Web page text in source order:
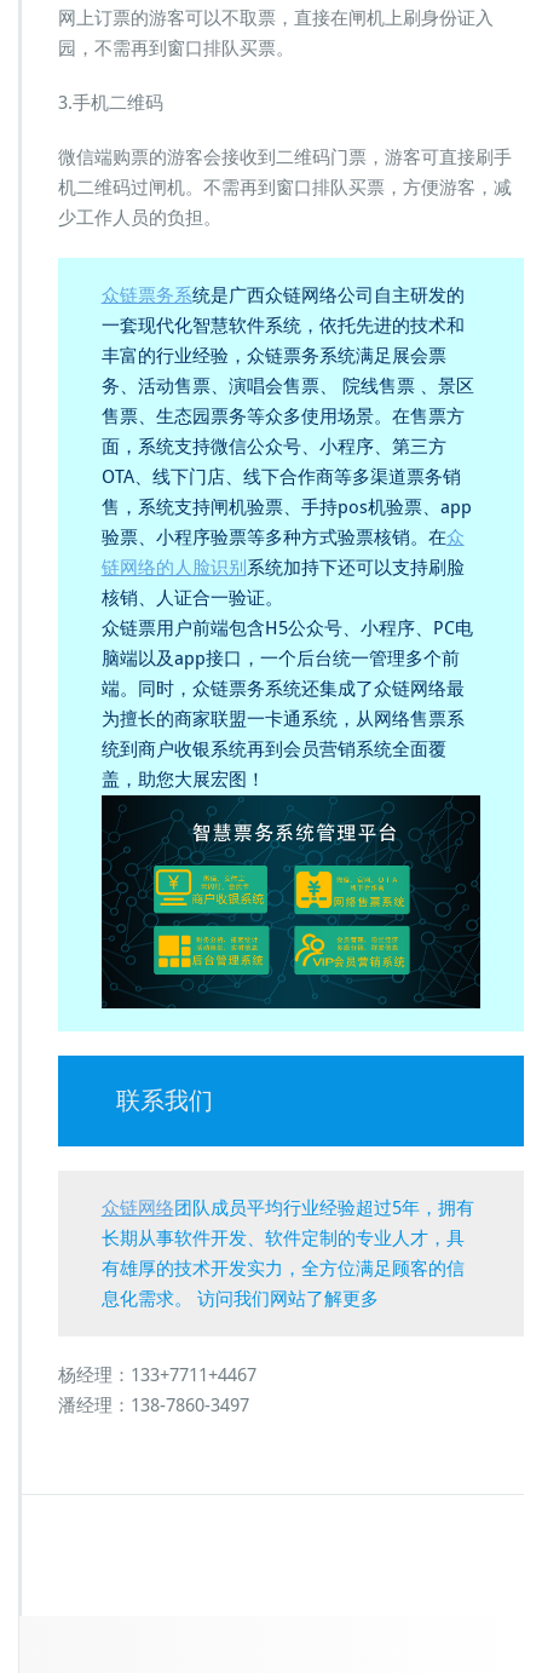
网上订票的游客可以不取票，直接在闸机上刷身份证入
园，不需再到窗口排队买票。
3.手机二维码
微信端购票的游客会接收到二维码门票，游客可直接刷手
机二维码过闸机。不需再到窗口排队买票，方便游客，减
少工作人员的负担。
众链票务系统是广西众链网络公司自主研发的
一套现代化智慧软件系统，依托先进的技术和
丰富的行业经验，众链票务系统满足展会票
务、活动售票、演唱会售票、 院线售票 、景区
售票、生态园票务等众多使用场景。在售票方
面，系统支持微信公众号、小程序、第三方
OTA、线下门店、线下合作商等多渠道票务销
售，系统支持闸机验票、手持pos机验票、app
验票、小程序验票等多种方式验票核销。在众
链网络的人脸识别 系统加持下还可以支持刷脸
核销、人证合一验证。
众链票用户前端包含H5公众号、小程序、PC电
脑端以及app接口，一个后台统一管理多个前
端。同时，众链票务系统还集成了众链网络最
为擅长的商家联盟一卡通系统，从网络售票系
统到商户收银系统再到会员营销系统全面覆
盖，助您大展宏图！
联系我们
众链网络团队成员平均行业经验超过5年，拥有
长期从事软件开发、软件定制的专业人才，具
有雄厚的技术开发实力，全方位满足顾客的信
息化需求。 访问我们网站了解更多
杨经理：133+7711+4467
潘经理：138-7860-3497